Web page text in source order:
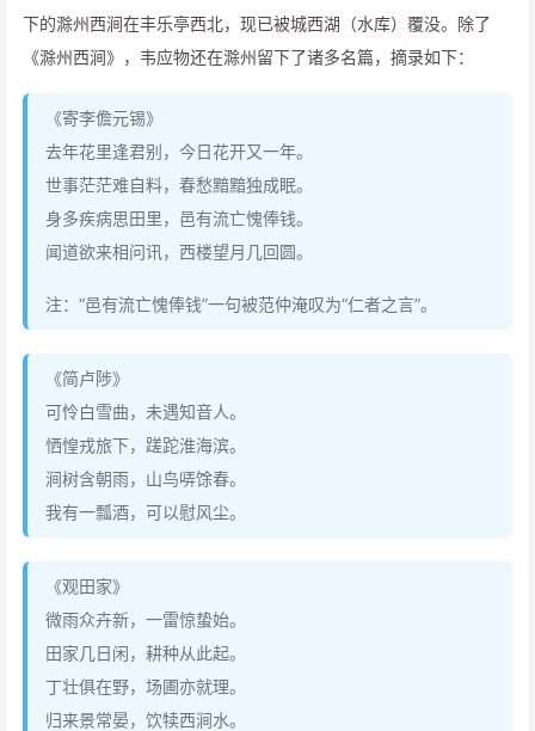
下的滁州西涧在丰乐亭西北，现已被城西湖（水库）覆没。除了
《滁州西涧》，韦应物还在滁州留下了诸多名篇，摘录如下：
《寄李儋元锡》
去年花里逢君别，今日花开又一年。
世事茫茫难自料，春愁黯黯独成眠。
身多疾病思田里，邑有流亡愧俸钱。
闻道欲来相问讯，西楼望月几回圆。
注：“邑有流亡愧俸钱”一句被范仲淹叹为“仁者之言”。
《简卢陟》
可怜白雪曲，未遇知音人。
恓惶戎旅下，蹉跎淮海滨。
涧树含朝雨，山鸟哢馀春。
我有一瓢酒，可以慰风尘。
《观田家》
微雨众卉新，一雷惊蛰始。
田家几日闲，耕种从此起。
丁壮俱在野，场圃亦就理。
归来景常晏，饮犊西涧水。